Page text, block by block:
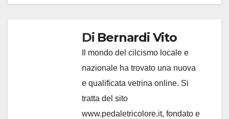
Di Bernardi Vito
Il mondo del cilcismo locale e
nazionale ha trovato una nuova
e qualificata vetrina online. Si
tratta del sito
www.pedaletricolore.it, fondato e